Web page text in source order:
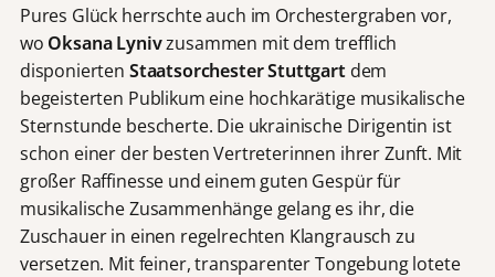
Pures Glück herrschte auch im Orchestergraben vor,
wo Oksana Lynivzusammen mit dem trefflich
disponierten Staatsorchester Stuttgartdem
begeisterten Publikum eine hochkarätige musikalische
Sternstunde bescherte. Die ukrainische Dirigentin ist
schon einer der besten Vertreterinnen ihrer Zunft. Mit
großer Raffinesse und einem guten Gespür für
musikalische Zusammenhänge gelang es ihr, die
Zuschauer in einen regelrechten Klangrausch zu
versetzen. Mit feiner, transparenter Tongebung lotete